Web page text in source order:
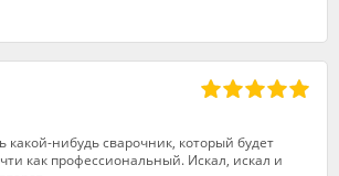
какой-нибудь сварочник, который будет
как профессиональный. Искал, искал и